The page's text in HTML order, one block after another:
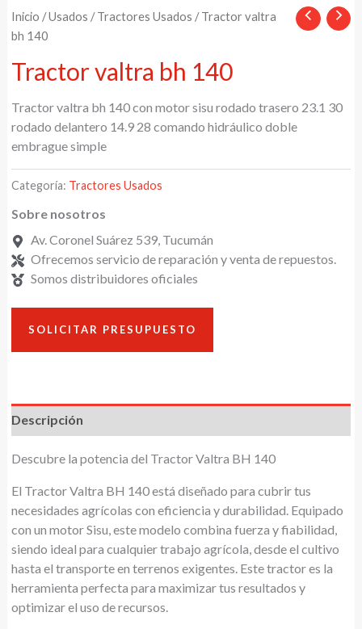
Inicio /Usados /Tractores Usados / Tractor valtra
bh 140
Tractor valtra bh 140
Tractor valtra bh 140 con motor sisu rodado trasero 23.1 30
rodado delantero 14.9 28 comando hidráulico doble
embrague simple
Categoría: Tractores Usados
Sobre nosotros
Av. Coronel Suárez 539, Tucumán
Ofrecemos servicio de reparación y venta de repuestos.
Somos distribuidores oficiales
SOLICITAR PRESUPUESTO
Descripción
Descubre la potencia del Tractor Valtra BH 140
El Tractor Valtra BH 140 está diseñado para cubrir tus
necesidades agrícolas con eficiencia y durabilidad. Equipado
con un motor Sisu, este modelo combina fuerza y fiabilidad,
siendo ideal para cualquier trabajo agrícola, desde el cultivo
hasta el transporte en terrenos exigentes. Este tractor es la
herramienta perfecta para maximizar tus resultados y
optimizar el uso de recursos.